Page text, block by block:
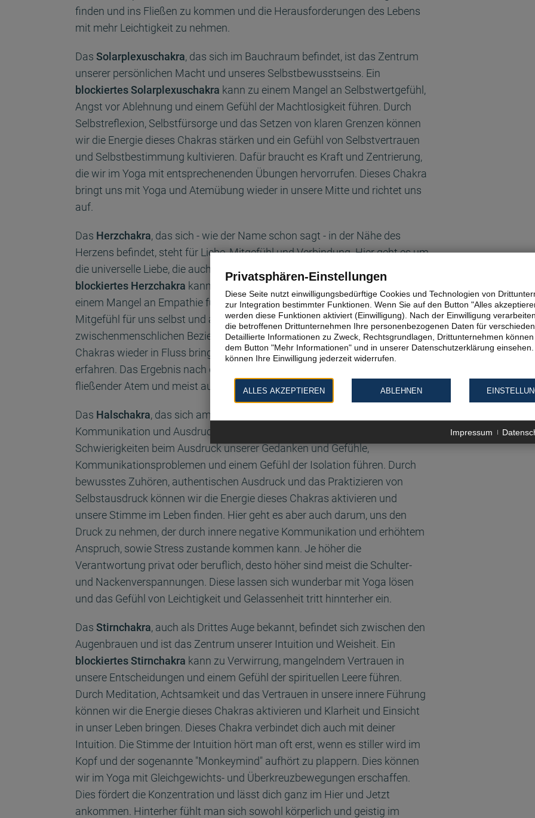
finden und ins Fließen zu kommen und die Herausforderungen des Lebens
mit mehr Leichtigkeit zu nehmen.
Das Solarplexuschakra, das sich im Bauchraum befindet, ist das Zentrum
unserer persönlichen Macht und unseres Selbstbewusstseins. Ein
blockiertesSolarplexuschakra kann zu einem Mangel an Selbstwertgefühl,
Angst vor Ablehnung und einem Gefühl der Machtlosigkeit führen. Durch
Selbstreflexion, Selbstfürsorge und das Setzen von klaren Grenzen können
wir die Energie dieses Chakras stärken und ein Gefühl von Selbstvertrauen
und Selbstbestimmung kultivieren. Dafür braucht es Kraft und Zentrierung,
die wir im Yoga mit entsprechenenden Übungen hervorrufen. Dieses Chakra
bringt uns mit Yoga und Atemübung wieder in unsere Mitte und richtet uns
auf.
Das Herzchakra, das sich - wie der Name schon sagt - in der Nähe des
Herzens befindet, steht für Liebe, Mitgefühl und Verbindung. Hier geht es um
die universelle Liebe, die auch mit Hingabe und Demut zu tun hat. Ein
blockiertes Herzchakra kann zu Distanziertheit, Beziehungsproblemen und
einem Mangel an Empathie führen. Indem wir uns für Liebe öffnen,
Mitgefühl für uns selbst und andere kultivieren und unsere
zwischenmenschlichen Beziehungen pflegen, können wir die Energie dieses
Chakras wieder in Fluss bringen und ein tieferes Gefühl der Verbundenheit
erfahren. Das Ergebnis nach dem Yoga ist Offenheit, tiefer und weich
fließender Atem und meist auch Fröhlichkeit.
Das Halschakra, das sich am Hals befindet, ist das Zentrum unserer
Kommunikation und Ausdruckskraft. Ein
Schwierigkeiten beim Ausdruck unserer Gedanken und Gefühle,
Kommunikationsproblemen und einem Gefühl der Isolation führen. Durch
bewusstes Zuhören, authentischen Ausdruck und das Praktizieren von
Selbstausdruck können wir die Energie dieses Chakras aktivieren und
unsere Stimme im Leben finden. Hier geht es aber auch darum, uns den
Druck zu nehmen, der durch innere negative Kommunikation und erhöhtem
Anspruch, sowie Stress zustande kommen kann. Je höher die
Verantwortung privat oder beruflich, desto höher sind meist die Schulter-
und Nackenverspannungen. Diese lassen sich wunderbar mit Yoga lösen
und das Gefühl von Leichtigkeit und Gelassenheit tritt hinnterher ein.
Das Stirnchakra, auch als Drittes Auge bekannt, befindet sich zwischen den
Augenbrauen und ist das Zentrum unserer Intuition und Weisheit. Ein
blockiertes Stirnchakra kann zu Verwirrung, mangelndem Vertrauen in
unsere Entscheidungen und einem Gefühl der spirituellen Leere führen.
Durch Meditation, Achtsamkeit und das Vertrauen in unsere innere Führung
können wir die Energie dieses Chakras aktivieren und Klarheit und Einsicht
in unser Leben bringen. Dieses Chakra verbindet dich auch mit deiner
Intuition. Die Stimme der Intuition hört man oft erst, wenn es stiller wird im
Kopf und der sogenannte "Monkeymind" aufhört zu plappern. Dies können
wir im Yoga mit Gleichgewichts- und Überkreuzbewegungen erschaffen.
Dies fördert die Konzentration und lässt dich ganz im Hier und Jetzt
ankommen. Hinterher fühlt man sich sowohl körperlich und geistig im
Privatsphären-Einstellungen
Diese Seite nutzt einwilligungsbedürftige Cookies und Technologien von
zur Integration bestimmter Funktionen. Wenn Sie auf den Button "Alles
werden diese Funktionen aktiviert (Einwilligung). Nach der Einwilligung
die betroffenen Drittunternehmen Ihre personenbezogenen Daten für
Detaillierte Informationen zu Zweck, Rechtsgrundlagen, Drittunternehmen können
dem Button "Mehr Informationen" und in unserer Datenschutzerklärung
können Ihre Einwilligung jederzeit widerrufen.
ALLES AKZEPTIEREN ABLEHNEN
Impressum